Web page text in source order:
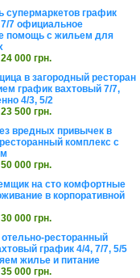
супермаркетов график
7 официальное
помощь с жильем для
000 грн.
в загородный ресторан
график вахтовый 7/7,
4/3, 5/2
500 грн.
вредных привычек в
комплекс с
000 грн.
на сто комфортные
в корпоративной
000 грн.
ресторанный
график 4/4, 7/7, 5/5
жилье и питание
000 грн.